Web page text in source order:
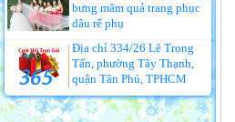
bưng mâm quả trang phục
dâu rể phụ
Địa chỉ 334/26 Lê Trọng
Tấn, phường Tây Thạnh,
quận Tân Phú, TPHCM